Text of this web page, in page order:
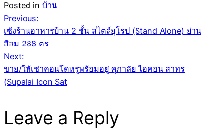
Posted in บ้าน
Post
navigation
Previous:
เซ้งร้านอาหารบ้าน 2 ชั้น สไตล์ยุโรป (Stand Alone) ย่าน
สีลม 288 ตร
Next:
ขาย/ให้เช่าคอนโดหรูพร้อมอยู่ ศุภาลัย ไอคอน สาทร
(Supalai Icon Sat
Leave a Reply